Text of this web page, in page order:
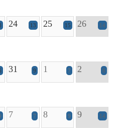
24 13 25 15 26 14
31 9 1 7 2 8
7 7 8 9 9 14